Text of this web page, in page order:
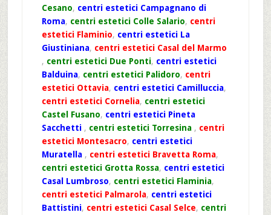
Cesano, centri estetici Campagnano di
Roma, centri estetici Colle Salario, centri
estetici Flaminio, centri estetici La
Giustiniana, centri estetici Casal del Marmo
, centri estetici Due Ponti, centri estetici
Balduina, centri estetici Palidoro, centri
estetici Ottavia, centri estetici Camilluccia,
centri estetici Cornelia, centri estetici
Castel Fusano, centri estetici Pineta
Sacchetti , centri estetici Torresina , centri
estetici Montesacro, centri estetici
Muratella , centri estetici Bravetta Roma,
centri estetici Grotta Rossa, centri estetici
Casal Lumbroso, centri estetici Flaminia,
centri estetici Palmarola, centri estetici
Battistini, centri estetici Casal Selce, centri